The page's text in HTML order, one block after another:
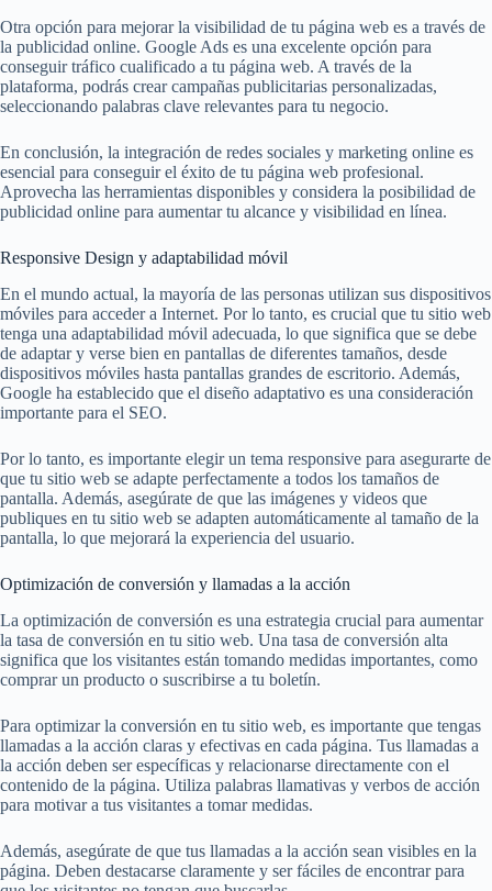
Otra opción para mejorar la visibilidad de tu página web es a través de
la publicidad online. Google Ads es una excelente opción para
conseguir tráfico cualificado a tu página web. A través de la
plataforma, podrás crear campañas publicitarias personalizadas,
seleccionando palabras clave relevantes para tu negocio.
En conclusión, la integración de redes sociales y marketing online es
esencial para conseguir el éxito de tu página web profesional.
Aprovecha las herramientas disponibles y considera la posibilidad de
publicidad online para aumentar tu alcance y visibilidad en línea.
Responsive Design y adaptabilidad móvil
En el mundo actual, la mayoría de las personas utilizan sus dispositivos
móviles para acceder a Internet. Por lo tanto, es crucial que tu sitio web
tenga una adaptabilidad móvil adecuada, lo que significa que se debe
de adaptar y verse bien en pantallas de diferentes tamaños, desde
dispositivos móviles hasta pantallas grandes de escritorio. Además,
Google ha establecido que el diseño adaptativo es una consideración
importante para el SEO.
Por lo tanto, es importante elegir un tema responsive para asegurarte de
que tu sitio web se adapte perfectamente a todos los tamaños de
pantalla. Además, asegúrate de que las imágenes y videos que
publiques en tu sitio web se adapten automáticamente al tamaño de la
pantalla, lo que mejorará la experiencia del usuario.
Optimización de conversión y llamadas a la acción
La optimización de conversión es una estrategia crucial para aumentar
la tasa de conversión en tu sitio web. Una tasa de conversión alta
significa que los visitantes están tomando medidas importantes, como
comprar un producto o suscribirse a tu boletín.
Para optimizar la conversión en tu sitio web, es importante que tengas
llamadas a la acción claras y efectivas en cada página. Tus llamadas a
la acción deben ser específicas y relacionarse directamente con el
contenido de la página. Utiliza palabras llamativas y verbos de acción
para motivar a tus visitantes a tomar medidas.
Además, asegúrate de que tus llamadas a la acción sean visibles en la
página. Deben destacarse claramente y ser fáciles de encontrar para